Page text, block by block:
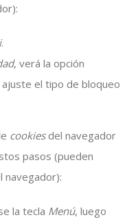
.
, verá la opción
el tipo de bloqueo
cookiesdel navegador
pasos (pueden
navegador):
la tecla Menú, luego